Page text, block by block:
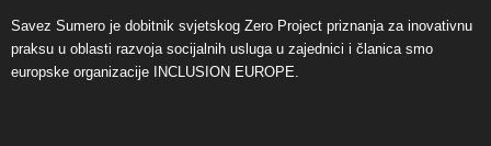
Savez Sumero je dobitnik svjetskog Zero Project priznanja za inovativnu
praksu u oblasti razvoja socijalnih usluga u zajednici i članica smo
europske organizacije INCLUSION EUROPE.